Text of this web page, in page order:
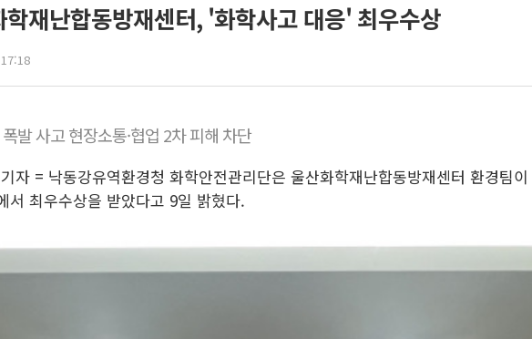
학재난합동방재센터, '화학사고 대응' 최우수상
발 사고 현장소통·협업 2차 피해 차단
자 = 낙동강유역환경청 화학안전관리단은 울산화학재난합동방재센터 환경팀
서 최우수상을 받았다고 9일 밝혔다.